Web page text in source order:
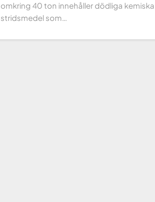
omkring 40 ton innehåller dödliga kemiska
stridsmedel som…